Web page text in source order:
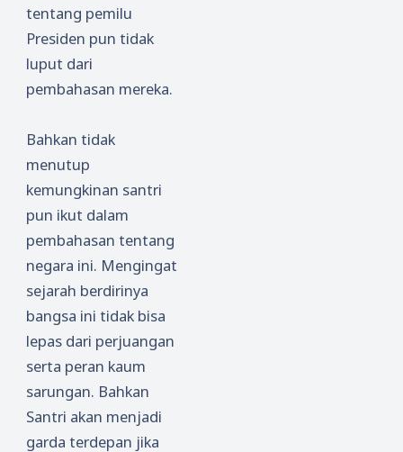
tentang pemilu
Presiden pun tidak
luput dari
pembahasan mereka.
Bahkan tidak
menutup
kemungkinan santri
pun ikut dalam
pembahasan tentang
negara ini. Mengingat
sejarah berdirinya
bangsa ini tidak bisa
lepas dari perjuangan
serta peran kaum
sarungan. Bahkan
Santri akan menjadi
garda terdepan jika